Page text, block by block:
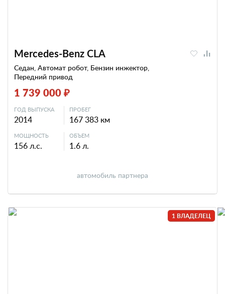
Mercedes-Benz CLA
Седан, Автомат робот, Бензин инжектор,
Передний привод
1 739 000 ₽
ГОД ВЫПУСКА
2014
ПРОБЕГ
167 383 км
МОЩНОСТЬ
156 л.с.
ОБЪЕМ
1.6 л.
автомобиль партнера
1 ВЛАДЕЛЕЦ